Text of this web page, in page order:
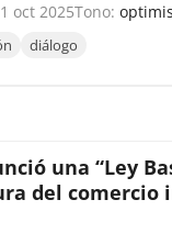
oct 2025Tono:
diálogo
una “Ley
del comercio